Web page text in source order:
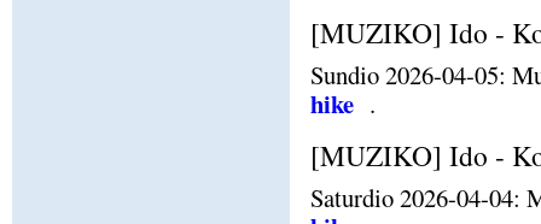
[MUZIKO] Ido -
Sundio 2026-04-05:
hike .
[MUZIKO] Ido -
Saturdio 2026-04-04: